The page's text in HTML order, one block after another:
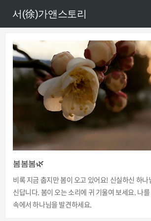
서(徐)가앤스토리
봄봄봄🌿
비록 지금 춥지만 봄이 오고 있어요! 신실하신 하
신답니다. 봄이 오는 소리에 귀 기울여 보세요. 나
속에서 하나님을 발견하세요.